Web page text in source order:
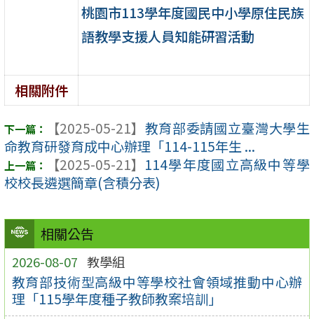
相關公告
2026-08-07 教學組
教育部技術型高級中等學校社會領域推動中心辦
理「115學年度種子教師教案培訓」
桃園市113學年度國民中小學原住民族
語教學支援人員知能研習活動
相關附件
【2025-05-21】 教育部委請國立臺灣大學生
命教育研發育成中心辦理「114-115年生 ...
【2025-05-21】 114學年度國立高級中等學
校校長遴選簡章(含積分表)